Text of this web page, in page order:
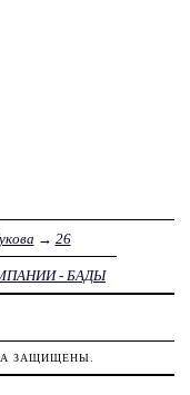
→ 26
- БАДЫ
ЗАЩИЩЕНЫ.